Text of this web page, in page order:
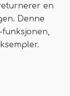
en
Denne